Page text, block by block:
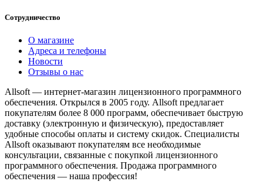
Сотрудничество
О магазине
Адреса и телефоны
Новости
Отзывы о нас
Allsoft — интернет-магазин лицензионного программного
обеспечения. Открылся в 2005 году. Allsoft предлагает
покупателям более 8 000 программ, обеспечивает быструю
доставку (электронную и физическую), предоставляет
удобные способы оплаты и систему скидок. Специалисты
Allsoft оказывают покупателям все необходимые
консультации, связанные с покупкой лицензионного
программного обеспечения. Продажа программного
обеспечения — наша профессия!